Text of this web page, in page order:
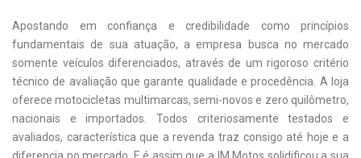
Apostando em confiança e credibilidade como princípios
fundamentais de sua atuação, a empresa busca no mercado
somente veículos diferenciados, através de um rigoroso critério
técnico de avaliação que garante qualidade e procedência. A loja
oferece motocicletas multimarcas, semi-novos e zero quilômetro,
nacionais e importados. Todos criteriosamente testados e
avaliados, característica que a revenda traz consigo até hoje e a